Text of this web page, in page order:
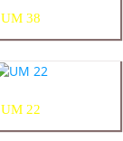
UM 38
UM 22